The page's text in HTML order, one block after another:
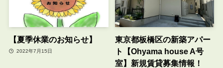
【夏季休業のお知らせ】
2022年7月15日
東京都板橋区の新築アパー
ト【Ohyama house A号
室】新規賃貸募集情報！